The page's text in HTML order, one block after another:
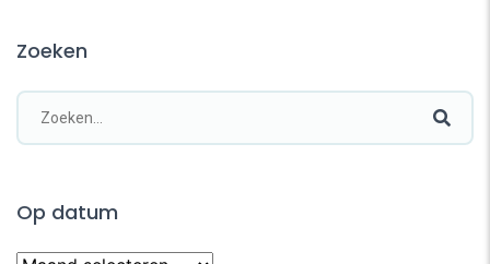
Zoeken
Op datum